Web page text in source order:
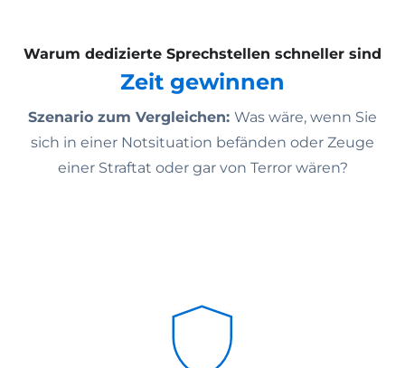
Warum dedizierte Sprechstellen schneller sind
Zeit gewinnen
Szenario zum Vergleichen: Was wäre, wenn Sie
sich in einer Notsituation befänden oder Zeuge
einer Straftat oder gar von Terror wären?